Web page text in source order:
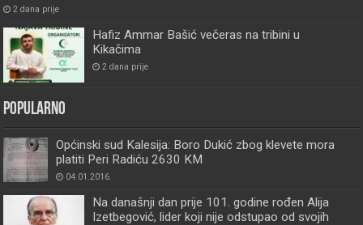
2 dana prije
Hafiz Ammar Bašić večeras na tribini u
Kikačima
2 dana prije
Popularno
Općinski sud Kalesija: Boro Dukić zbog klevete mora
platiti Peri Radiću 2630 KM
04.01.2016.
Na današnji dan prije 101. godine rođen Alija
Izetbegović, lider koji nije odstupao od svojih